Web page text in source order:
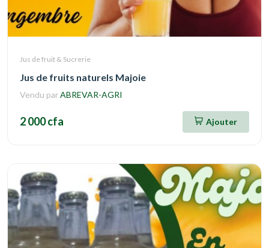
Jus de fruit & Sucrerie
Jus de fruits naturels Majoie
Vendu parABREVAR-AGRI
2 000 cfa Ajouter